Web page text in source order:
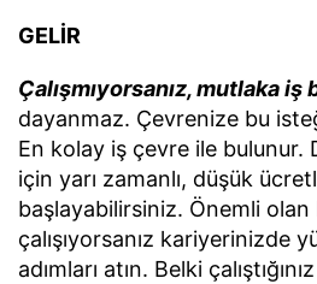
GELİR
Çalışmıyorsanız, mutlaka iş
dayanmaz. Çevrenize bu
En kolay iş çevre ile bulunur.
için yarı zamanlı, düşük
başlayabilirsiniz. Önemli olan
çalışıyorsanız kariyerinizde
adımları atın. Belki